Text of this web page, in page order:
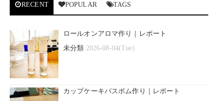
RECENT POPULAR TAGS
ロールオンアロマ作り｜レポート
未分類 2026-08-04(Tue)
カップケーキバスボム作り｜レポート